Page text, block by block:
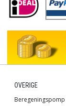
OVERIGE
Beregeningspomp